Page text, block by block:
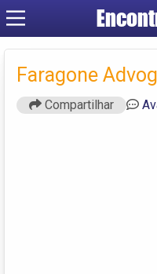
Faragone
Compartilhar